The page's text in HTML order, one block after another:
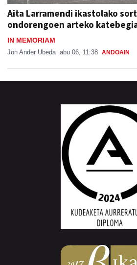
Aita Larramendi ikastolako
ondorengoen arteko
IN MEMORIAM
Jon Ander Ubeda abu 06, 11:38 ANDOAIN